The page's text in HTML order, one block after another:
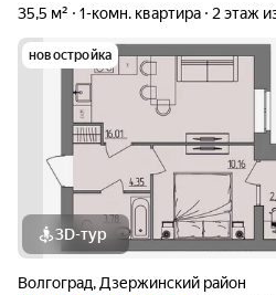
35,5 м²
1-комн. квартира 2 этаж
новостройка
3D-тур
Волгоград, Дзержинский район